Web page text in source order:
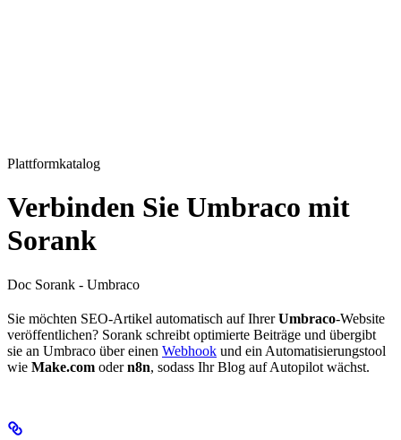
Plattformkatalog
Verbinden Sie Umbraco mit
Sorank
Doc Sorank - Umbraco
Sie möchten SEO-Artikel automatisch auf IhrerUmbraco-Website
veröffentlichen? Sorank schreibt optimierte Beiträge und übergibt
sie an Umbraco über einen Webhook und ein Automatisierungstool
wie Make.com odern8n, sodass Ihr Blog auf Autopilot wächst.